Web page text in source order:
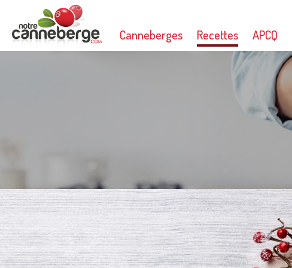
Canneberges Recettes APCQ
Imprimer